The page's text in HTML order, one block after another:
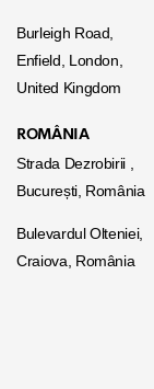
Burleigh Road,
Enfield, London,
United Kingdom
ROMÂNIA
Strada Dezrobirii ,
București, România
Bulevardul Olteniei,
Craiova, România